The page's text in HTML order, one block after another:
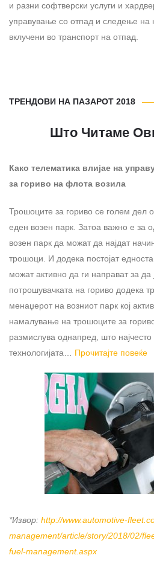
и разни софтверски услуги и
управување со отпад и следење на
вклучени во транспорт на отпад.
ТРЕНДОВИ НА ПАЗАРОТ 2018
Што Читаме
Како телематика влијае на
за гориво на флота возила
Трошоците за гориво се голем дел
еден возен парк. Затоа важно е за
возен парк да можат да најдат
трошоци. И додека постојат
можат активно да ги направат за да
потрошувачката на гориво додека
менаџерот на возниот парк кој
намалување на трошоците за
размислува однапред, што
технологијата… Прочитајте повеќе
*Извор: http://www.automotive-
management/article/story/2018/02/
fuel-management.aspx